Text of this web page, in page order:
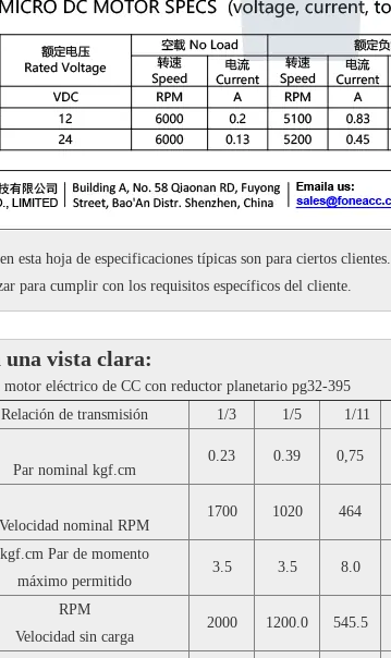
esta hoja de especificaciones típicas son para ciertos clientes.
para cumplir con los requisitos específicos del cliente.
una vista clara:
motor eléctrico de CC con reductor planetario pg32-395
Relación de transmisión 1/3 1/5 1/11
Par nominal kgf.cm
0.23 0.39 0,75
Velocidad nominal RPM
1700 1020 464
kgf.cm Par de momento
máximo permitido
3.5 3.5 8.0
RPM
Velocidad sin carga
2000 1200.0 545.5